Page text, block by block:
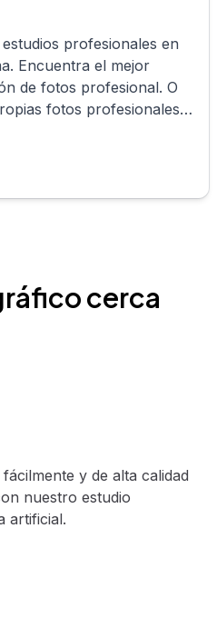
profesionales en
. Encuentra el mejor
de fotos profesional. O
fotos profesionales
cerca
y de alta calidad
nuestro estudio
artificial.